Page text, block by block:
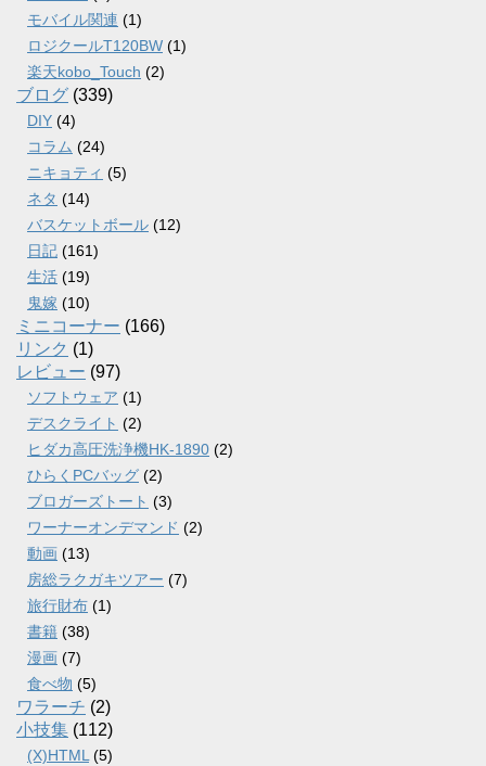
モバイル関連 (1)
ロジクールT120BW (1)
楽天kobo_Touch (2)
ブログ (339)
DIY (4)
コラム (24)
ニキョティ (5)
ネタ (14)
バスケットボール (12)
日記 (161)
生活 (19)
鬼嫁 (10)
ミニコーナー (166)
リンク (1)
レビュー (97)
ソフトウェア (1)
デスクライト (2)
ヒダカ高圧洗浄機HK-1890 (2)
ひらくPCバッグ (2)
ブロガーズトート (3)
ワーナーオンデマンド (2)
動画 (13)
房総ラクガキツアー (7)
旅行財布 (1)
書籍 (38)
漫画 (7)
食べ物 (5)
ワラーチ (2)
小技集 (112)
(X)HTML(5)